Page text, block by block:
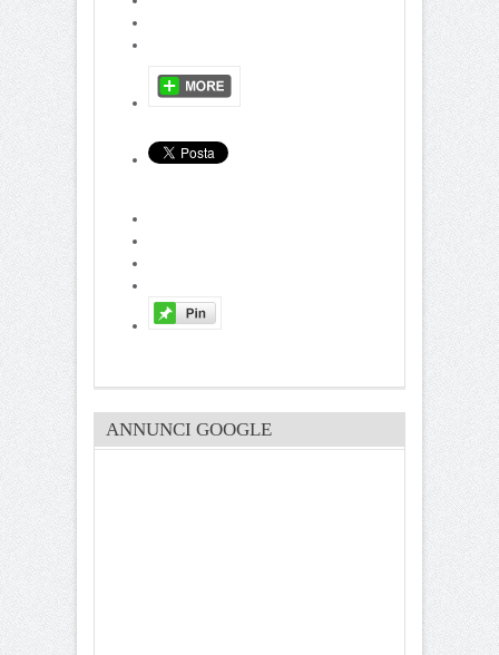
ANNUNCI GOOGLE